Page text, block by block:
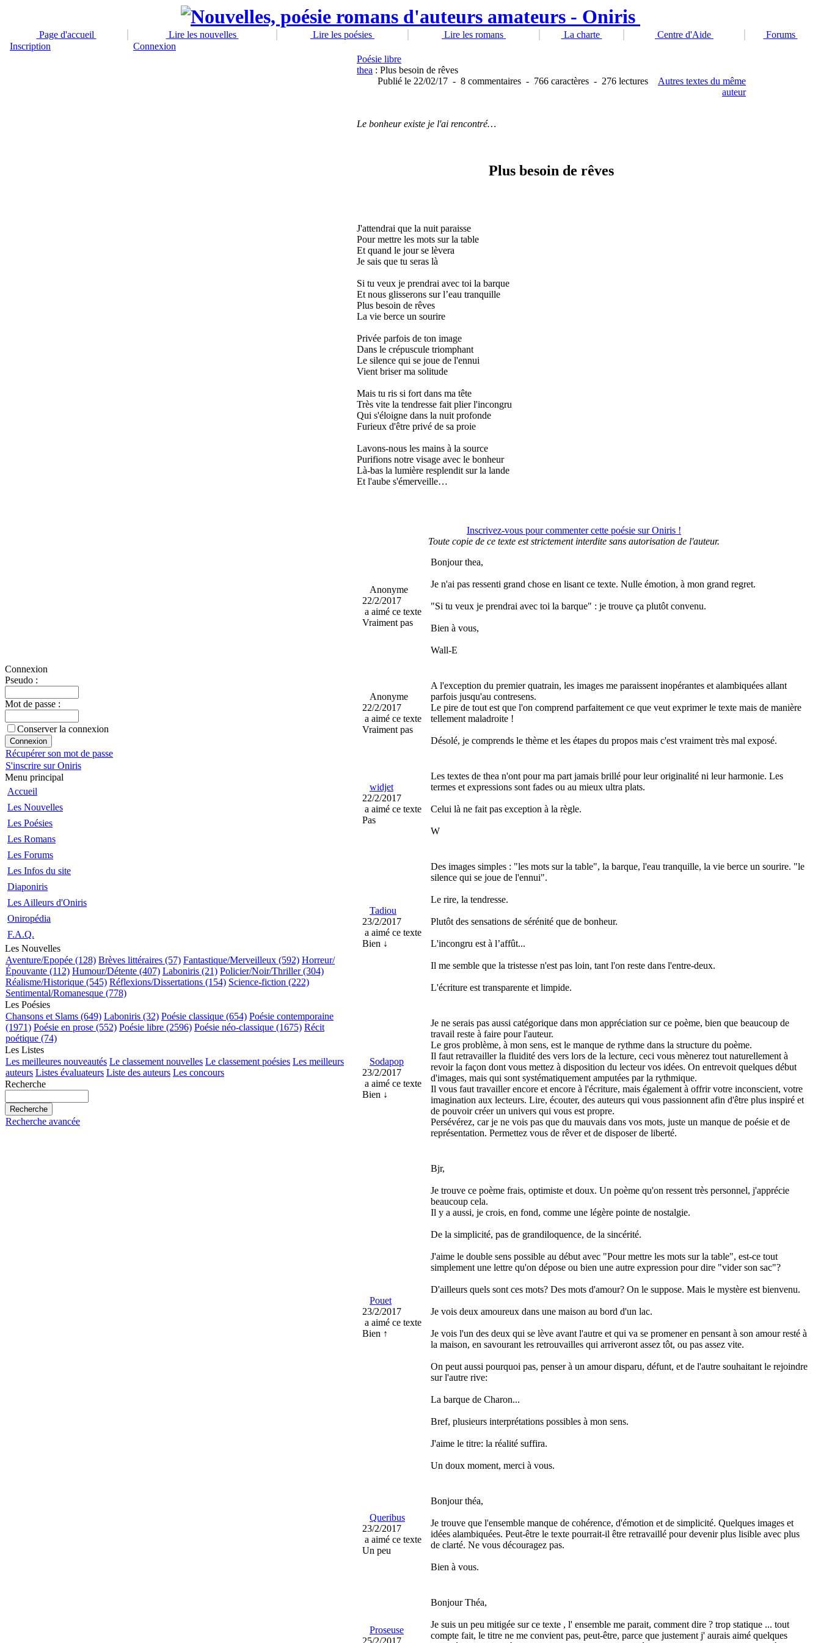
Page d'accueil Lire les nouvelles Lire les poésies Lire les romans La charte Centre d'Aide
Forums
Inscription
Connexion
Connexion
Pseudo :
Mot de passe :
Conserver la connexion
Récupérer son mot de passe
S'inscrire sur Oniris
Menu principal
Accueil
Les Nouvelles
Les Poésies
Les Romans
Les Forums
Les Infos du site
Diaponiris
Les Ailleurs d'Oniris
Oniropédia
F.A.Q.
Les Nouvelles
Aventure/Epopée (128) Brèves littéraires (57) Fantastique/Merveilleux (592) Horreur/
Épouvante (112) Humour/Détente (407) Laboniris (21) Policier/Noir/Thriller (304)
Réalisme/Historique (545) Réflexions/Dissertations (154) Science-fiction (222)
Sentimental/Romanesque (778)
Les Poésies
Chansons et Slams (649) Laboniris (32) Poésie classique (654) Poésie contemporaine
(1971) Poésie en prose (552) Poésie libre (2596) Poésie néo-classique (1675) Récit
poétique (74)
Les Listes
Les meilleures nouveautés Le classement nouvelles Le classement poésies Les meilleurs
auteurs Listes évaluateurs Liste des auteurs Les concours
Recherche
Recherche avancée
Poésie libre
thea : Plus besoin de rêves
Publié le 22/02/17 - 8 commentaires - 766 caractères - 276 lectures
Autres textes du même
auteur
Le bonheur existe je l'ai rencontré…
Plus besoin de rêves
J'attendrai que la nuit paraisse
Pour mettre les mots sur la table
Et quand le jour se lèvera
Je sais que tu seras là
Si tu veux je prendrai avec toi la barque
Et nous glisserons sur l’eau tranquille
Plus besoin de rêves
La vie berce un sourire
Privée parfois de ton image
Dans le crépuscule triomphant
Le silence qui se joue de l'ennui
Vient briser ma solitude
Mais tu ris si fort dans ma tête
Très vite la tendresse fait plier l'incongru
Qui s'éloigne dans la nuit profonde
Furieux d'être privé de sa proie
Lavons-nous les mains à la source
Purifions notre visage avec le bonheur
Là-bas la lumière resplendit sur la lande
Et l'aube s'émerveille…
Inscrivez-vous pour commenter cette poésie sur Oniris !
Toute copie de ce texte est strictement interdite sans autorisation de l'auteur.
Anonyme
22/2/2017
a aimé ce texte
Vraiment pas
Bonjour thea,
Je n'ai pas ressenti grand chose en lisant ce texte. Nulle émotion, à mon grand regret.
"Si tu veux je prendrai avec toi la barque" : je trouve ça plutôt convenu.
Bien à vous,
Wall-E
Anonyme
22/2/2017
a aimé ce texte
Vraiment pas
A l'exception du premier quatrain, les images me paraissent inopérantes et alambiquées allant
parfois jusqu'au contresens.
Le pire de tout est que l'on comprend parfaitement ce que veut exprimer le texte mais de manière
tellement maladroite !
Désolé, je comprends le thème et les étapes du propos mais c'est vraiment très mal exposé.
widjet
22/2/2017
a aimé ce texte
Pas
Les textes de thea n'ont pour ma part jamais brillé pour leur originalité ni leur harmonie. Les
termes et expressions sont fades ou au mieux ultra plats.
Celui là ne fait pas exception à la règle.
W
Tadiou
23/2/2017
a aimé ce texte
Bien ↓
Des images simples : "les mots sur la table", la barque, l'eau tranquille, la vie berce un sourire. "le
silence qui se joue de l'ennui".
Le rire, la tendresse.
Plutôt des sensations de sérénité que de bonheur.
L'incongru est à l’affût...
Il me semble que la tristesse n'est pas loin, tant l'on reste dans l'entre-deux.
L'écriture est transparente et limpide.
Sodapop
23/2/2017
a aimé ce texte
Bien ↓
Je ne serais pas aussi catégorique dans mon appréciation sur ce poème, bien que beaucoup de
travail reste à faire pour l'auteur.
Le gros problème, à mon sens, est le manque de rythme dans la structure du poème.
Il faut retravailler la fluidité des vers lors de la lecture, ceci vous mènerez tout naturellement à
revoir la façon dont vous mettez à disposition du lecteur vos idées. On entrevoit quelques début
d'images, mais qui sont systématiquement amputées par la rythmique.
Il vous faut travailler encore et encore à l'écriture, mais également à offrir votre inconscient, votre
imagination aux lecteurs. Lire, écouter, des auteurs qui vous passionnent afin d'être plus inspiré et
de pouvoir créer un univers qui vous est propre.
Persévérez, car je ne vois pas que du mauvais dans vos mots, juste un manque de poésie et de
représentation. Permettez vous de rêver et de disposer de liberté.
Pouet
23/2/2017
a aimé ce texte
Bien ↑
Bjr,
Je trouve ce poème frais, optimiste et doux. Un poème qu'on ressent très personnel, j'apprécie
beaucoup cela.
Il y a aussi, je crois, en fond, comme une légère pointe de nostalgie.
De la simplicité, pas de grandiloquence, de la sincérité.
J'aime le double sens possible au début avec "Pour mettre les mots sur la table", est-ce tout
simplement une lettre qu'on dépose ou bien une autre expression pour dire "vider son sac"?
D'ailleurs quels sont ces mots? Des mots d'amour? On le suppose. Mais le mystère est bienvenu.
Je vois deux amoureux dans une maison au bord d'un lac.
Je vois l'un des deux qui se lève avant l'autre et qui va se promener en pensant à son amour resté à
la maison, en savourant les retrouvailles qui arriveront assez tôt, ou pas assez vite.
On peut aussi pourquoi pas, penser à un amour disparu, défunt, et de l'autre souhaitant le rejoindre
sur l'autre rive:
La barque de Charon...
Bref, plusieurs interprétations possibles à mon sens.
J'aime le titre: la réalité suffira.
Un doux moment, merci à vous.
Queribus
23/2/2017
a aimé ce texte
Un peu
Bonjour théa,
Je trouve que l'ensemble manque de cohérence, d'émotion et de simplicité. Quelques images et
idées alambiquées. Peut-être le texte pourrait-il être retravaillé pour devenir plus lisible avec plus
de clarté. Ne vous découragez pas.
Bien à vous.
Proseuse
25/2/2017
Bonjour Théa,
Je suis un peu mitigée sur ce texte , l' ensemble me parait, comment dire ? trop statique ... tout
compte fait, le titre ne me convient pas, peut-être, parce que justement j' aurais aimé quelques